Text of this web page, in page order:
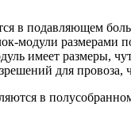
в подавляющем
модули
имеет размеры,
для
в